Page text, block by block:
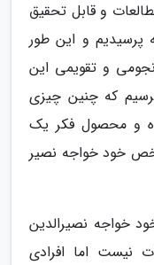
و قابل تحقیق
و این طور
و تقویمی این
که چنین چیزی
و محصول فکر یک
خود خواجه نصیر
خواجه نصیرالدین
نیست اما افرادی